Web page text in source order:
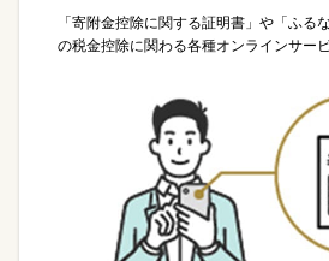
「寄附金控除に関する証明書」や「ふる
の税金控除に関わる各種オンラインサー